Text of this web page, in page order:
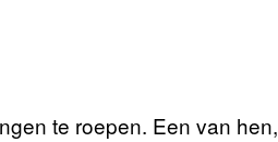
te roepen. Een van hen,